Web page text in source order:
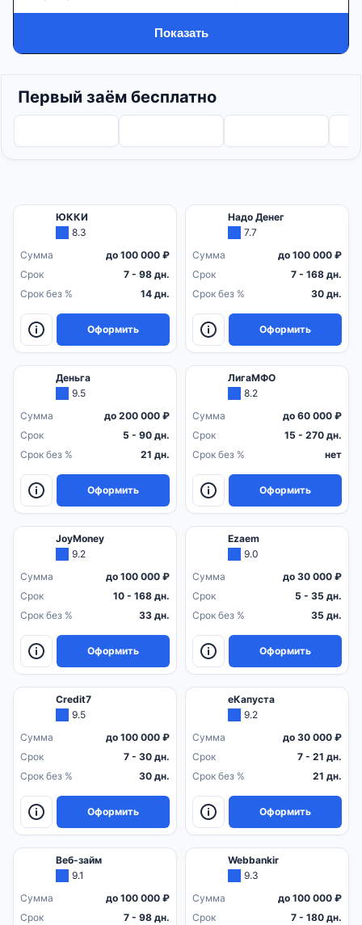
Показать
Первый заём бесплатно
ЮККИ
8.3
Сумма
до 100 000 ₽
Срок
7 - 98 дн.
Срок без %
14 дн.
Оформить
Надо Денег
7.7
Сумма
до 100 000 ₽
Срок
7 - 168 дн.
Срок без %
30 дн.
Оформить
Деньга
9.5
Сумма
до 200 000 ₽
Срок
5 - 90 дн.
Срок без %
21 дн.
Оформить
ЛигаМФО
8.2
Сумма
до 60 000 ₽
Срок
15 - 270 дн.
Срок без %
нет
Оформить
JoyMoney
9.2
Сумма
до 100 000 ₽
Срок
10 - 168 дн.
Срок без %
33 дн.
Оформить
Ezaem
9.0
Сумма
до 30 000 ₽
Срок
5 - 35 дн.
Срок без %
35 дн.
Оформить
Credit7
9.5
Сумма
до 100 000 ₽
Срок
7 - 30 дн.
Срок без %
30 дн.
Оформить
еКапуста
9.2
Сумма
до 30 000 ₽
Срок
7 - 21 дн.
Срок без %
21 дн.
Оформить
Веб-займ
9.1
Сумма
до 100 000 ₽
Срок
7 - 98 дн.
Webbankir
9.3
Сумма
до 100 000 ₽
Срок
7 - 180 дн.